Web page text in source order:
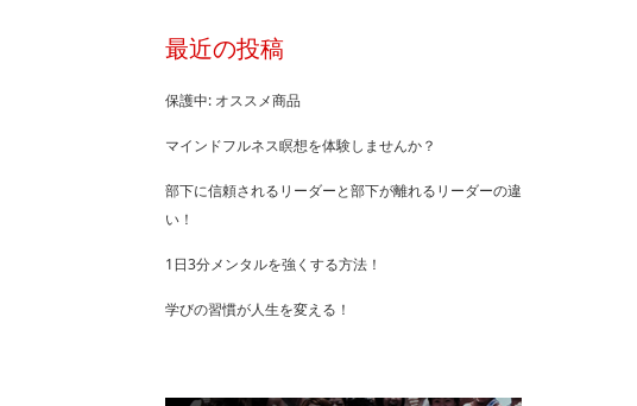
最近の投稿
保護中: オススメ商品
マインドフルネス瞑想を体験しませんか？
部下に信頼されるリーダーと部下が離れるリーダーの違
い！
1日3分メンタルを強くする方法！
学びの習慣が人生を変える！